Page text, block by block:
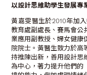
以設計思維助學生發展專
黃嘉雯醫生於2010年加
教育處副處長、賽馬會公
業應用副教授、婦女健康
院院士。黃醫生致力於
持推陳出新，善用設計思
為中心，著力提升他們的